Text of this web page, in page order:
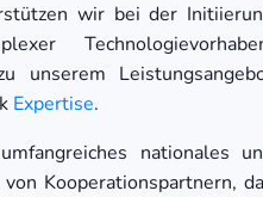
wir bei der
unserem
Expertise.
nationales
Kooperationspartnern,